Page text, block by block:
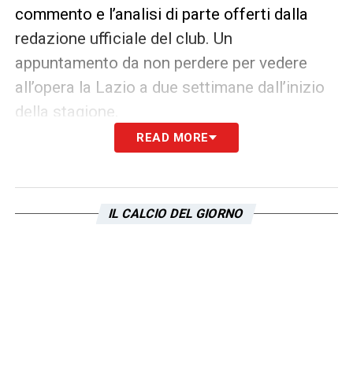
commento e l’analisi di parte offerti dalla
redazione ufficiale del club. Un
appuntamento da non perdere per vedere
all’opera la Lazio a due settimane dall’inizio
della stagione.
READ MORE
IL CALCIO DEL GIORNO